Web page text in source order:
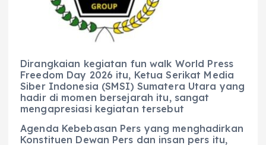
Dirangkaian kegiatan fun walk World Press
Freedom Day 2026 itu, Ketua Serikat Media
Siber Indonesia (SMSI) Sumatera Utara yang
hadir di momen bersejarah itu, sangat
mengapresiasi kegiatan tersebut
Agenda Kebebasan Pers yang menghadirkan
Konstituen Dewan Pers dan insan pers itu,